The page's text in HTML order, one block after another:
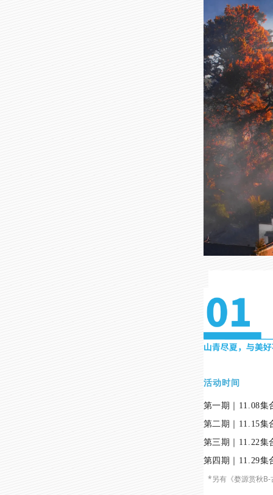
活动时间
第一期｜11.08
第二期｜11.15集
第三期｜11.22
第四期｜11.29集
*另有《婺源赏秋B-